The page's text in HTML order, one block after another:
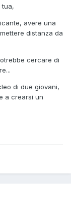
tua,
avere una
distanza da
cercare di
di due giovani,
a crearsi un